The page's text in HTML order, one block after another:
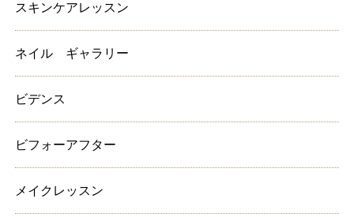
スキンケアレッスン
ネイル ギャラリー
ビデンス
ビフォーアフター
メイクレッスン